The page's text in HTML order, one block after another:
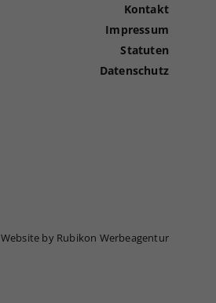
Kontakt
Impressum
Statuten
Datenschutz
Website by Rubikon Werbeagentur